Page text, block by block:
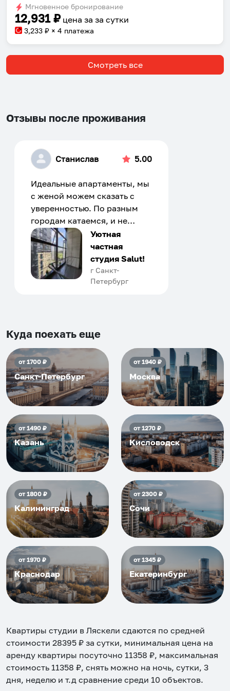
changing
dates.
changing
dates.
Мгновенное бронирование
12,931₽ цена за за сутки
3,233 ₽ × 4 платежа
Смотреть все
Отзывы после проживания
Станислав 5.00
Идеальные апартаменты, мы
с женой можем сказать с
уверенностью. По разным
городам катаемся, и не
только в России. Сервис на
отличном уровне. Хозяин
апартаментов доброй души
человек, всегда можно
договориться, подскажет
приезжать еще...
Уютная
частная
студия Salut!
г Санкт-
Петербург
Куда поехать еще
от1700₽
Санкт-Петербург
от1940₽
Москва
от1490₽
Казань
от1270₽
Кисловодск
от1800₽
Калининград
от2300₽
Сочи
от1970₽
Краснодар
от1345₽
Екатеринбург
Квартиры студии в Ляскели сдаются по средней
стоимости 28395 ₽ за сутки, минимальная цена на
аренду квартиры посуточно 11358 ₽, максимальная
стоимость 11358 ₽, снять можно на ночь, сутки, 3
дня, неделю и т.д сравнение среди 10 объектов.